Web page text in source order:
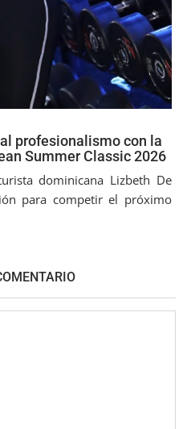
profesionalismo con la
Summer Classic 2026
dominicana Lizbeth De
para competir el próximo